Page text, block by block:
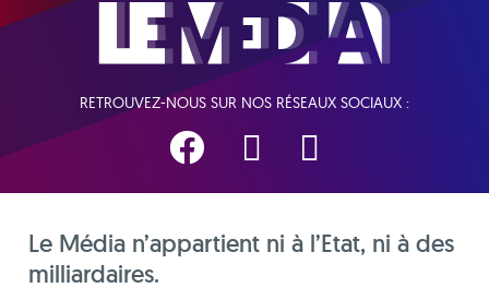
RETROUVEZ-NOUS SUR NOS RÉSEAUX SOCIAUX :
Le Média n’appartient ni à l’Etat, ni à des
milliardaires.